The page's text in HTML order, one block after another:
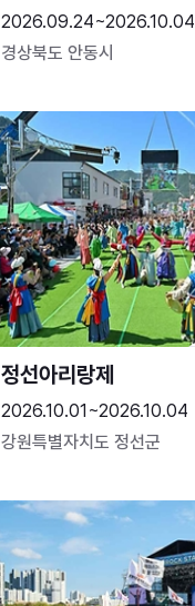
2026.09.24~2026.10.04
경상북도 안동시
정선아리랑제
2026.10.01~2026.10.04
강원특별자치도 정선군